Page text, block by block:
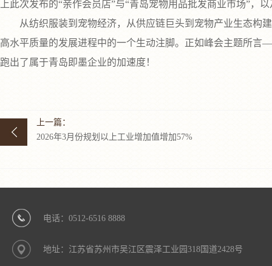
上此次发布的“亲作会员店”与“青岛宠物用品批发商业市场”
从纺织服装到宠物经济，从供应链巨头到宠物产业生态构建
高水平质量的发展进程中的一个生动注脚。正如峰会主题所
跑出了属于青岛即墨企业的加速度！
上一篇：
2026年3月份规划以上工业增加值增加57%
电话：0512-6516 8888
地址：江苏省苏州市吴江区震泽工业园318国道2428号